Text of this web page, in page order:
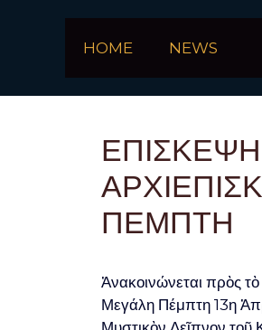
HOME NEWS
ΠΕΜΠΤΗ
Ἀνακοινώνεται πρὸς
Μεγάλη Πέμπτη 13η